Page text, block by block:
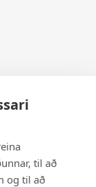
til að
og til að